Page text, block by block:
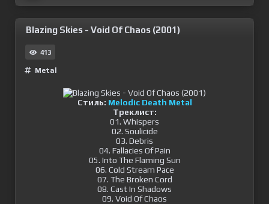
Blazing Skies - Void Of Chaos (2001)
413
Metal
Стиль: Melodic Death Metal
Треклист:
01. Whispers
02. Soulicide
03. Debris
04. Fallacies Of Pain
05. Into The Flaming Sun
06. Cold Stream Pace
07. The Broken Cord
08. Cast In Shadows
09. Void Of Chaos